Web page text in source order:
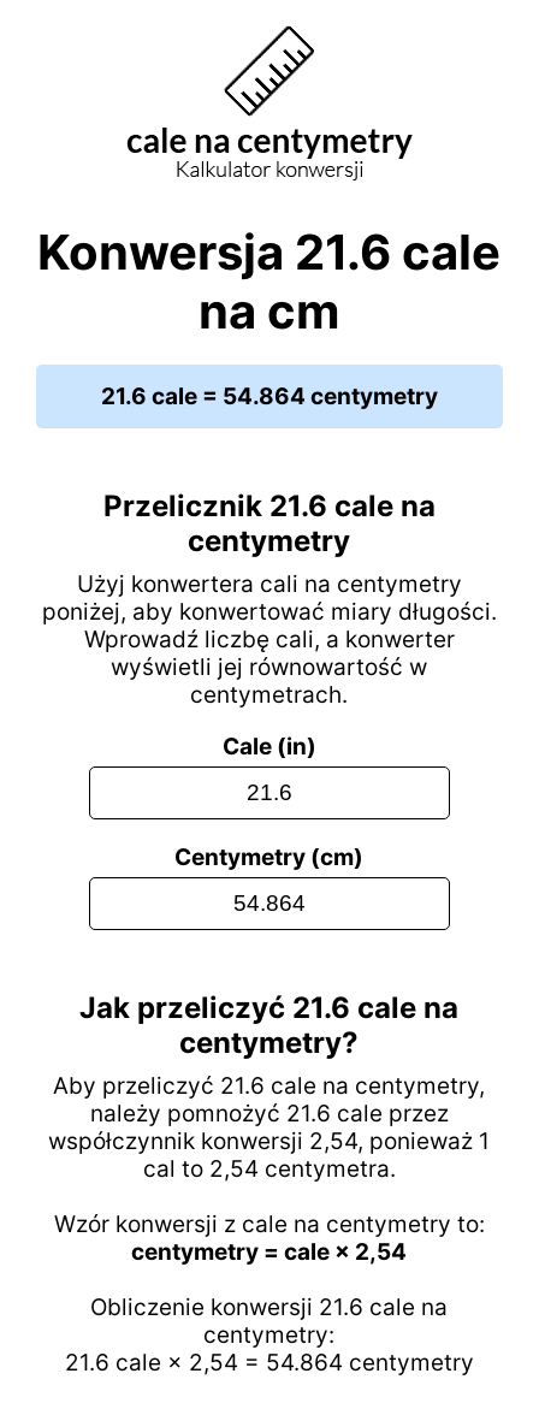
Konwersja 21.6 cale
na cm
21.6 cale = 54.864 centymetry
Przelicznik 21.6 cale na
centymetry
Użyj konwertera cali na centymetry
poniżej, aby konwertować miary długości.
Wprowadź liczbę cali, a konwerter
wyświetli jej równowartość w
centymetrach.
Cale (in)
Centymetry (cm)
Jak przeliczyć 21.6 cale na
centymetry?
Aby przeliczyć 21.6 cale na centymetry,
należy pomnożyć 21.6 cale przez
współczynnik konwersji 2,54, ponieważ 1
cal to 2,54 centymetra.
Wzór konwersji z cale na centymetry to:
centymetry = cale × 2,54
Obliczenie konwersji 21.6 cale na
centymetry:
21.6 cale × 2,54 = 54.864 centymetry